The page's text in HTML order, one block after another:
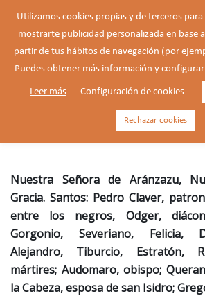
Pedro Claver,
negros (1580-1654)
Nuestra Señora de Aránzazu,
Gracia. Santos: Pedro Claver,
entre los negros, Odger,
Gorgonio, Severiano, Felicia,
Alejandro, Tiburcio, Estratón,
mártires; Audomaro, obispo;
la Cabeza, esposa de san Isidro;
Utilizamos cookies propias y de terceros
mostrarte publicidad personalizada en base
partir de tus hábitos de navegación (por
Puedes obtener más información y
Leer más Configuración de cookies
Rechazar cookies